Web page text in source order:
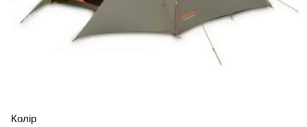
Колір